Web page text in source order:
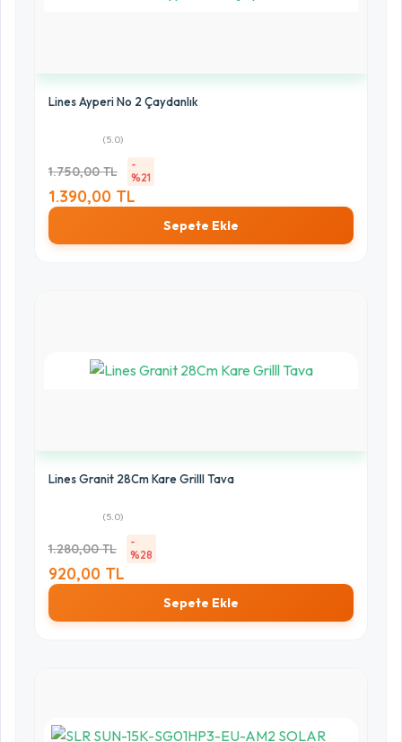
Lines Ayperi No 2 Çaydanlık
(5.0)
1.750,00 TL
-
%21
1.390,00 TL
Sepete Ekle
Lines Granit 28Cm Kare Grilll Tava
(5.0)
1.280,00 TL
-
%28
920,00 TL
Sepete Ekle